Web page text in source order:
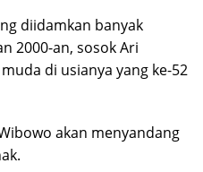
diidamkan banyak
2000-an, sosok Ari
di usianya yang ke-52
akan menyandang